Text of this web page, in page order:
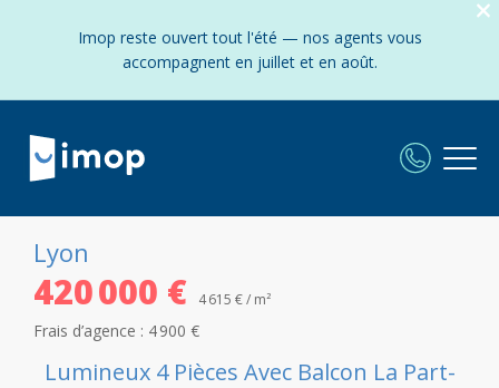
Imop reste ouvert tout l'été — nos agents vous
accompagnent en juillet et en août.
Lyon
420 000 € 4 615 € / m²
Frais d’agence : 4 900 €
Lumineux 4 Pièces Avec Balcon La Part-